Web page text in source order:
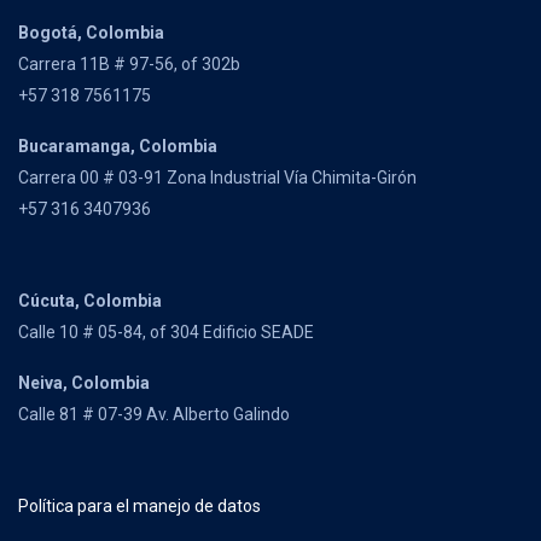
Bogotá, Colombia
Carrera 11B # 97-56, of 302b
+57 318 7561175
Bucaramanga, Colombia
Carrera 00 # 03-91 Zona Industrial Vía Chimita-Girón
+57 316 3407936
Cúcuta, Colombia
Calle 10 # 05-84, of 304 Edificio SEADE
Neiva, Colombia
Calle 81 # 07-39 Av. Alberto Galindo
Política para el manejo de datos